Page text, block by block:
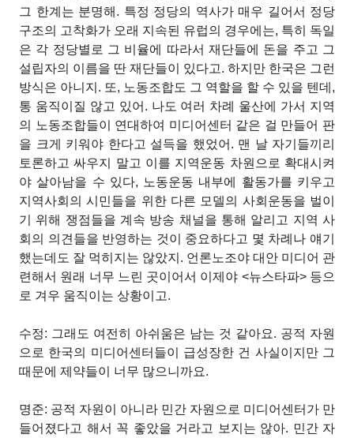
그 한계는 분명해. 특정 정당의 역사가 매우 길어서 정당
구조의 고착화가 오래 지속된 유럽의 경우에는, 특히 독일
은 각 정당별로 그 비율에 따라서 재단들에 돈을 주고 그
설립자의 이름을 딴 재단들이 있다고. 하지만 한국은 그런
방식은 아니지. 또, 노동조합도 그 역할을 할 수 있을 텐데,
통 움직이질 않고 있어. 나도 여러 차례 울산에 가서 지역
의 노동조합들이 연대하여 미디어센터 같은 걸 만들어 판
을 크게 키워야 한다고 설득을 했었어. 맨 날 자기들끼리
토론하고 싸우지 말고 이를 지역운동 차원으로 확대시켜
야 살아남을 수 있다, 노동운동 내부에 활동가를 키우고
지역사회의 시민들을 위한 다른 모델의 사회운동을 벌이
기 위해 쟁점들을 계속 방송 채널을 통해 알리고 지역 사
회의 의견들을 반영하는 것이 중요하다고 몇 차례나 얘기
했는데도 잘 먹히지는 않았지. 언론노조야 대안 미디어 관
련해서 원래 너무 느린 곳이어서 이제야 <뉴스타파> 등으
로 겨우 움직이는 상황이고.
수정: 그래도 여전히 아쉬움은 남는 것 같아요. 공적 자원
으로 한국의 미디어센터들이 급성장한 건 사실이지만 그
때문에 제약들이 너무 많으니까요.
명준: 공적 자원이 아니라 민간 자원으로 미디어센터가 만
들어졌다고 해서 꼭 좋았을 거라고 보지는 않아. 민간 자